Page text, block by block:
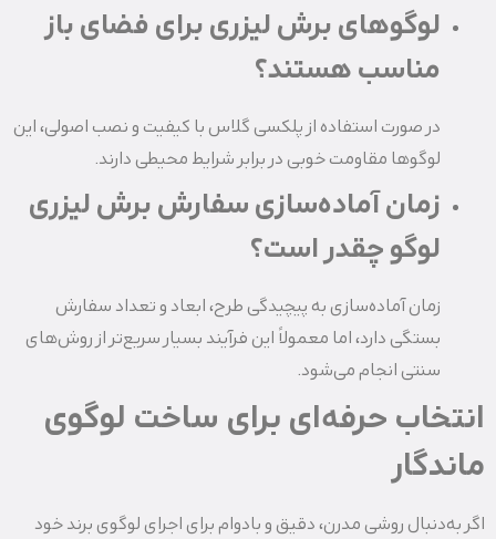
لوگوهای برش لیزری برای فضای باز
مناسب هستند؟
در صورت استفاده از پلکسی گلاس با کیفیت و نصب اصولی، این
لوگوها مقاومت خوبی در برابر شرایط محیطی دارند.
زمان آماده‌سازی سفارش برش لیزری
لوگو چقدر است؟
زمان آماده‌سازی به پیچیدگی طرح، ابعاد و تعداد سفارش
بستگی دارد، اما معمولاً این فرآیند بسیار سریع‌تر از روش‌های
سنتی انجام می‌شود.
انتخاب حرفه‌ای برای ساخت لوگوی
ماندگار
اگر به‌دنبال روشی مدرن، دقیق و بادوام برای اجرای لوگوی برند خود